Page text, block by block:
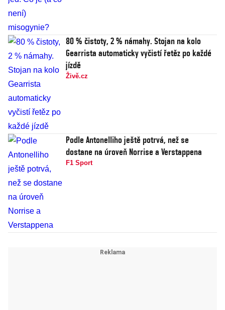
80 % čistoty, 2 % námahy. Stojan na kolo
Gearrista automaticky vyčistí řetěz po každé
jízdě
Živě.cz
Podle Antonelliho ještě potrvá, než se
dostane na úroveň Norrise a Verstappena
F1 Sport